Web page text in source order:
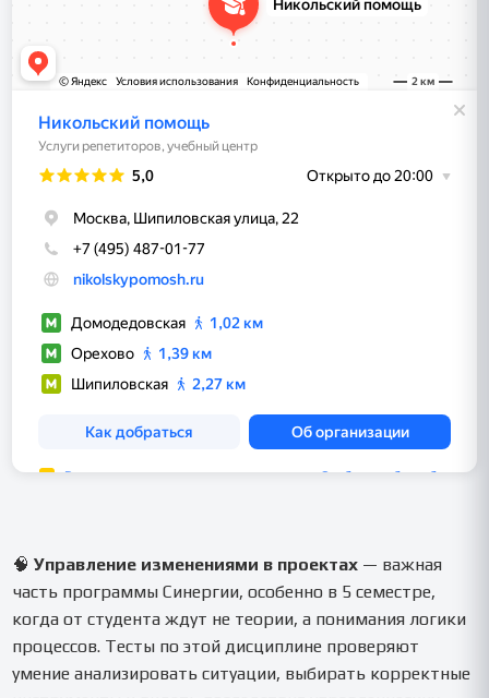
🧠Управление изменениями в проектах — важная
часть программы Синергии, особенно в 5 семестре,
когда от студента ждут не теории, а понимания логики
процессов. Тесты по этой дисциплине проверяют
умение анализировать ситуации, выбирать корректные